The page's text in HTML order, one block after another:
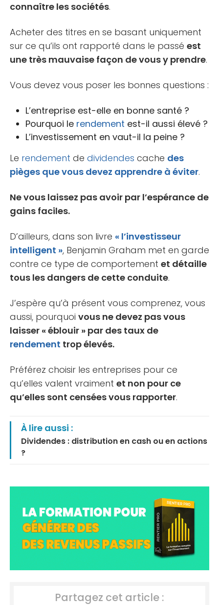
connaître les sociétés.
Acheter des titres en se basant uniquement
sur ce qu’ils ont rapporté dans le passé est
une très mauvaise façon de vous y prendre.
Vous devez vous poser les bonnes questions :
L’entreprise est-elle en bonne santé ?
Pourquoi le rendement est-il aussi élevé ?
L’investissement en vaut-il la peine ?
Le rendement de dividendes cache des
pièges que vous devez apprendre à éviter.
Ne vous laissez pas avoir par l’espérance de
gains faciles.
D’ailleurs, dans son livre « l’investisseur
intelligent », Benjamin Graham met en garde
contre ce type de comportement et détaille
tous les dangers de cette conduite.
J’espère qu’à présent vous comprenez, vous
aussi, pourquoi vous ne devez pas vous
laisser « éblouir » par des taux de
rendement trop élevés.
Préférez choisir les entreprises pour ce
qu’elles valent vraiment et non pour ce
qu’elles sont censées vous rapporter.
À lire aussi :
Dividendes : distribution en cash ou en actions
?
Partagez cet article :